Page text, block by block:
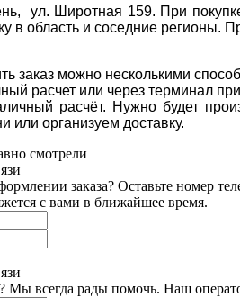
ул. Широтная 159. При
в область и соседние регионы.
заказ можно несколькими
расчет или через терминал
расчёт. Нужно будет
или организуем доставку.
смотрели
заказа? Оставьте номер
с вами в ближайшее время.
Мы всегда рады помочь. Наш